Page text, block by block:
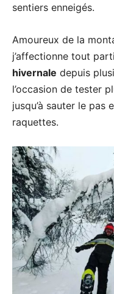
sentiers enneigés.
Amoureux de la
j’affectionne tout
hivernale depuis
l’occasion de tester
jusqu’à sauter le pas
raquettes.